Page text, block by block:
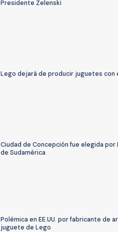
Presidente Zelenski
Lego dejará de producir juguetes
Ciudad de Concepción fue elegida por
de Sudamérica
Polémica en EE.UU. por fabricante de
juguete de Lego